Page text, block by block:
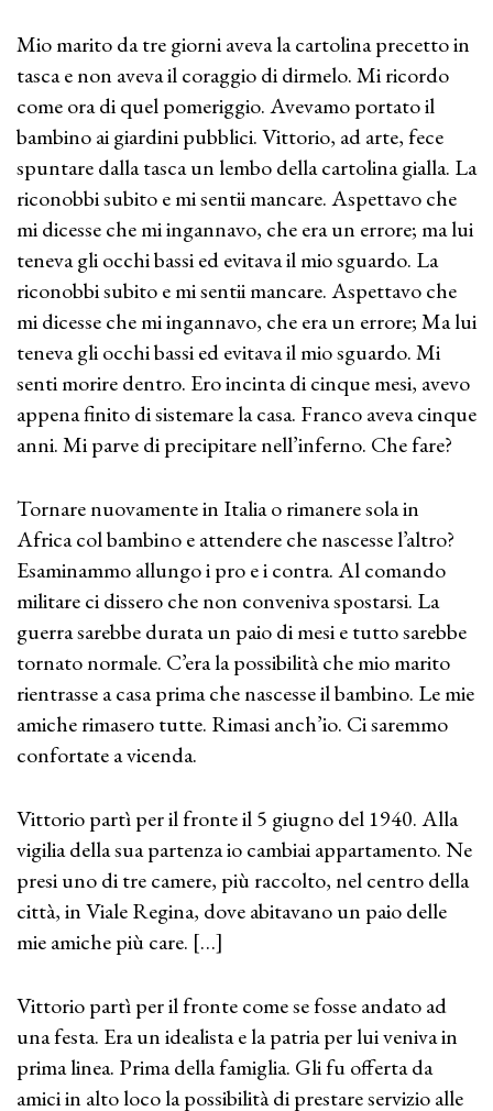
Mio marito da tre giorni aveva la cartolina precetto in
tasca e non aveva il coraggio di dirmelo. Mi ricordo
come ora di quel pomeriggio. Avevamo portato il
bambino ai giardini pubblici. Vittorio, ad arte, fece
spuntare dalla tasca un lembo della cartolina gialla. La
riconobbi subito e mi sentii mancare. Aspettavo che
mi dicesse che mi ingannavo, che era un errore; ma lui
teneva gli occhi bassi ed evitava il mio sguardo. La
riconobbi subito e mi sentii mancare. Aspettavo che
mi dicesse che mi ingannavo, che era un errore; Ma lui
teneva gli occhi bassi ed evitava il mio sguardo. Mi
senti morire dentro. Ero incinta di cinque mesi, avevo
appena finito di sistemare la casa. Franco aveva cinque
anni. Mi parve di precipitare nell’inferno. Che fare?
Tornare nuovamente in Italia o rimanere sola in
Africa col bambino e attendere che nascesse l’altro?
Esaminammo allungo i pro e i contra. Al comando
militare ci dissero che non conveniva spostarsi. La
guerra sarebbe durata un paio di mesi e tutto sarebbe
tornato normale. C’era la possibilità che mio marito
rientrasse a casa prima che nascesse il bambino. Le mie
amiche rimasero tutte. Rimasi anch’io. Ci saremmo
confortate a vicenda.
Vittorio partì per il fronte il 5 giugno del 1940. Alla
vigilia della sua partenza io cambiai appartamento. Ne
presi uno di tre camere, più raccolto, nel centro della
città, in Viale Regina, dove abitavano un paio delle
mie amiche più care. […]
Vittorio partì per il fronte come se fosse andato ad
una festa. Era un idealista e la patria per lui veniva in
prima linea. Prima della famiglia. Gli fu offerta da
amici in alto loco la possibilità di prestare servizio alle